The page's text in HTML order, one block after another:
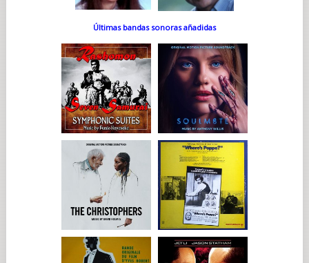
Últimas bandas sonoras añadidas